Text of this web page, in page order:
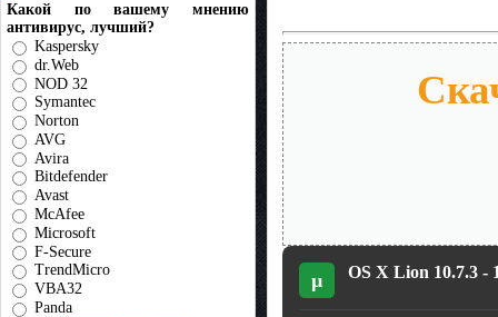
Какой по вашему мнению
антивирус, лучший?
Kaspersky
dr.Web
NOD 32
Symantec
Norton
AVG
Avira
Bitdefender
Avast
McAfee
Microsoft
F-Secure
TrendMicro
VBA32
Panda
µ OS X Lion 10.7.3 -